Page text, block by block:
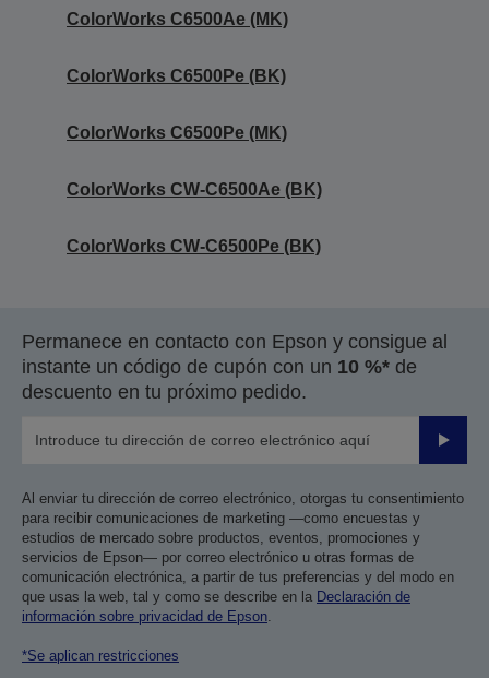
ColorWorks C6500Ae (MK)
ColorWorks C6500Pe (BK)
ColorWorks C6500Pe (MK)
ColorWorks CW-C6500Ae (BK)
ColorWorks CW-C6500Pe (BK)
Permanece en contacto con Epson y consigue al
instante un código de cupón con un 10 %* de
descuento en tu próximo pedido.
Enviar
Al enviar tu dirección de correo electrónico, otorgas tu consentimiento
para recibir comunicaciones de marketing —como encuestas y
estudios de mercado sobre productos, eventos, promociones y
servicios de Epson— por correo electrónico u otras formas de
comunicación electrónica, a partir de tus preferencias y del modo en
que usas la web, tal y como se describe en la Declaración de
información sobre privacidad de Epson.
*Se aplican restricciones